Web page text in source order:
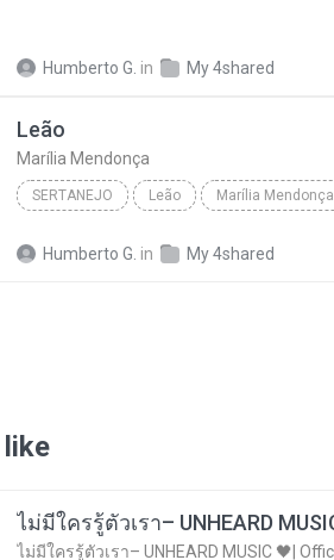
Humberto G. in My 4shared
Leão
Marília Mendonça
SERTANEJO Leão Marília Mendonça
Humberto G. in My 4shared